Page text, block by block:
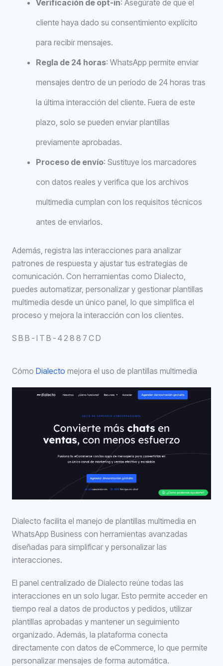
Verificación de opt-in: Asegúrate de que el
cliente haya dado su consentimiento explícito
para recibir mensajes.
Regla de 24 horas: WhatsApp permite enviar
mensajes dentro de un período de 24 horas tras
la última interacción del cliente. Fuera de este
plazo, solo se pueden enviar plantillas
previamente aprobadas.
Proceso de envío: Sustituye los marcadores
con datos reales y verifica que los archivos
multimedia cumplan con los requisitos técnicos
antes de enviarlos.
Además, registra las interacciones para analizar
patrones de respuesta y ajustar tus estrategias de
comunicación. Con herramientas como Dialecto,
puedes automatizar, personalizar y gestionar plantillas
multimedia desde un único panel, lo que simplifica el
proceso y mejora la interacción con los clientes.
SBB-ITB-42887CD
Cómo Dialecto mejora el uso de plantillas multimedia
Dialecto facilita el manejo de plantillas multimedia en
WhatsApp Business con herramientas avanzadas
diseñadas para simplificar y personalizar las
interacciones.
El panel centralizado de Dialecto reúne todas las
interacciones en un solo lugar. Esto permite acceder en
tiempo real a datos de productos y pedidos, utilizar
plantillas aprobadas y mantener un seguimiento
organizado. Además, la plataforma conecta
directamente con datos de eCommerce, lo que permite
personalizar mensajes de forma automática.